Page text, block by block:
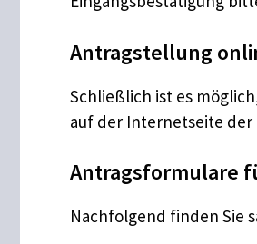
‍Antragstellung
Schließlich ist es
auf der Internetseite
Antragsformulare
Nachfolgend finden Sie